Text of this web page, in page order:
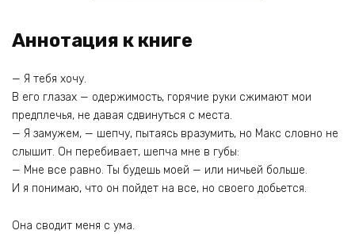
Аннотация к книге
— Я тебя хочу.
В его глазах — одержимость, горячие руки сжимают мои
предплечья, не давая сдвинуться с места.
— Я замужем, — шепчу, пытаясь вразумить, но Макс словно не
слышит. Он перебивает, шепча мне в губы:
— Мне все равно. Ты будешь моей — или ничьей больше.
И я понимаю, что он пойдет на все, но своего добьется.
Она сводит меня с ума.